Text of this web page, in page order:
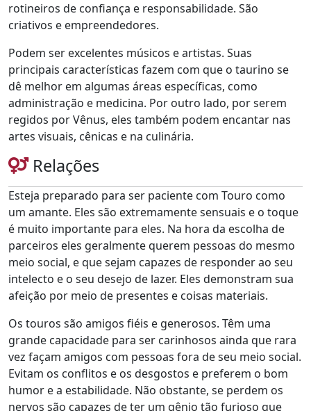
rotineiros de confiança e responsabilidade. São
criativos e empreendedores.
Podem ser excelentes músicos e artistas. Suas
principais características fazem com que o taurino se
dê melhor em algumas áreas específicas, como
administração e medicina. Por outro lado, por serem
regidos por Vênus, eles também podem encantar nas
artes visuais, cênicas e na culinária.
Relações
Esteja preparado para ser paciente com Touro como
um amante. Eles são extremamente sensuais e o toque
é muito importante para eles. Na hora da escolha de
parceiros eles geralmente querem pessoas do mesmo
meio social, e que sejam capazes de responder ao seu
intelecto e o seu desejo de lazer. Eles demonstram sua
afeição por meio de presentes e coisas materiais.
Os touros são amigos fiéis e generosos. Têm uma
grande capacidade para ser carinhosos ainda que rara
vez façam amigos com pessoas fora de seu meio social.
Evitam os conflitos e os desgostos e preferem o bom
humor e a estabilidade. Não obstante, se perdem os
nervos são capazes de ter um gênio tão furioso que